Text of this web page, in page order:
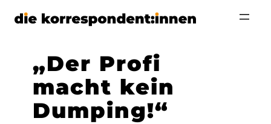
Zum
„Der Profi
macht kein
Dumping!“